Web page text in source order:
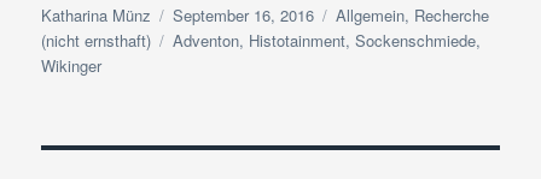
Autor
Katharina Münz
Veröffentlicht
am
September 16, 2016 Kategorien
Allgemein, Recherche
(nicht ernsthaft)
Schlagwörter
Adventon, Histotainment,Sockenschmiede,
Wikinger